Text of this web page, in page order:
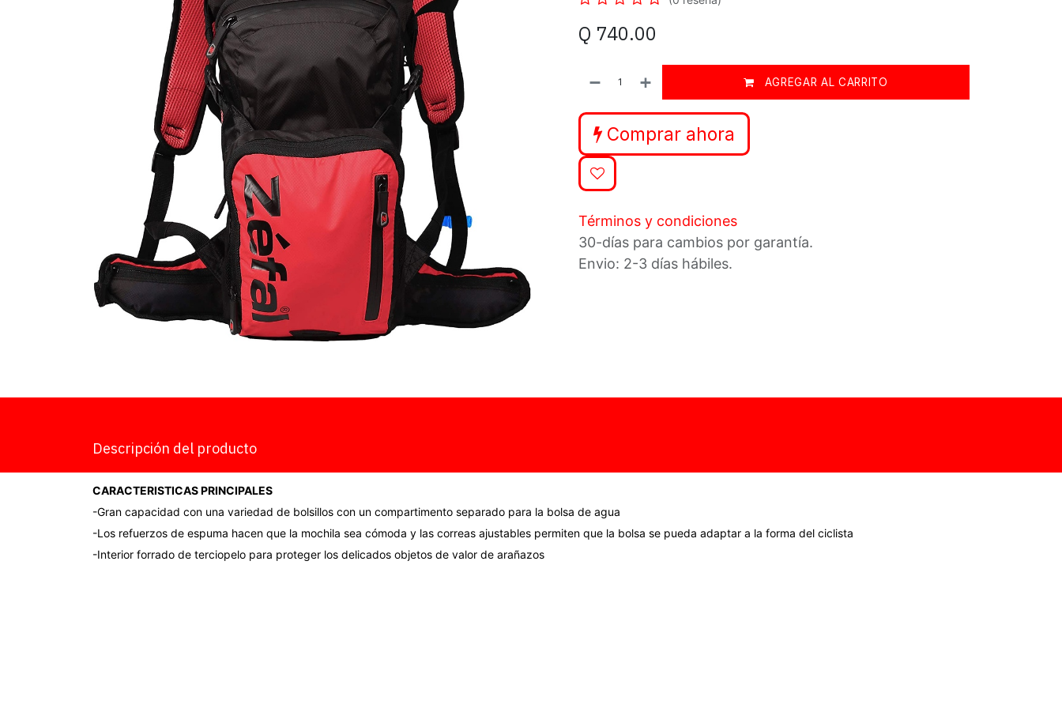
Q 740.00
AGREGAR AL CARRITO
Comprar ahora
Términos y condiciones
30-días para cambios por garantía.
Envio: 2-3 días hábiles.
Descripción del producto
CARACTERISTICAS PRINCIPALES
-Gran capacidad con una variedad de bolsillos con un compartimento separado para la bolsa de agua
-Los refuerzos de espuma hacen que la mochila sea cómoda y las correas ajustables permiten que la bolsa se pueda adaptar a la forma del ciclista
-Interior forrado de terciopelo para proteger los delicados objetos de valor de arañazos